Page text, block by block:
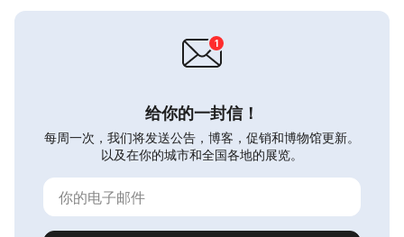
给你的一封信！
每周一次，我们将发送公告，博客，促销和博物馆更新。
以及在你的城市和全国各地的展览。